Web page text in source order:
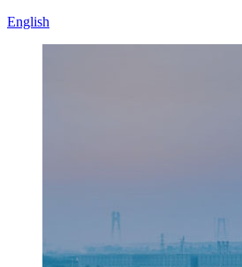
English